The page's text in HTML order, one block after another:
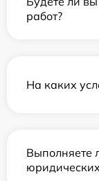
работ?
На каких
Выполняете